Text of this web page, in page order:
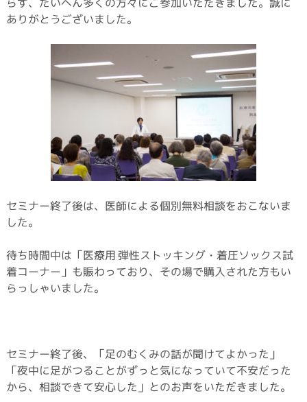
ありがとうございました。
セミナー終了後は、医師による個別無料相談をおこないま
した。
待ち時間中は「医療用 弾性ストッキング・着圧ソックス試
着コーナー」も賑わっており、その場で購入された方もい
らっしゃいました。
セミナー終了後、「足のむくみの話が聞けてよかった」
「夜中に足がつることがずっと気になっていて不安だった
から、相談できて安心した」とのお声をいただきました。